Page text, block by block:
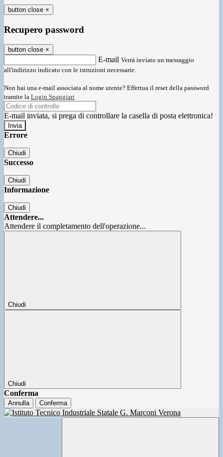
button close ×
Recupero password
button close ×
E-mail Verrà inviato un messaggio
all'indirizzo indicato con le istruzioni necessarie.
Non hai una e-mail associata al nome utente? Effettua il reset della password
tramite la Login Spaggiari
E-mail inviata, si prega di controllare la casella di posta elettronica!
Errore
Chiudi
Successo
Chiudi
Informazione
Chiudi
Attendere...
Attendere il completamento dell'operazione...
Chiudi
Chiudi
Conferma
Annulla Conferma